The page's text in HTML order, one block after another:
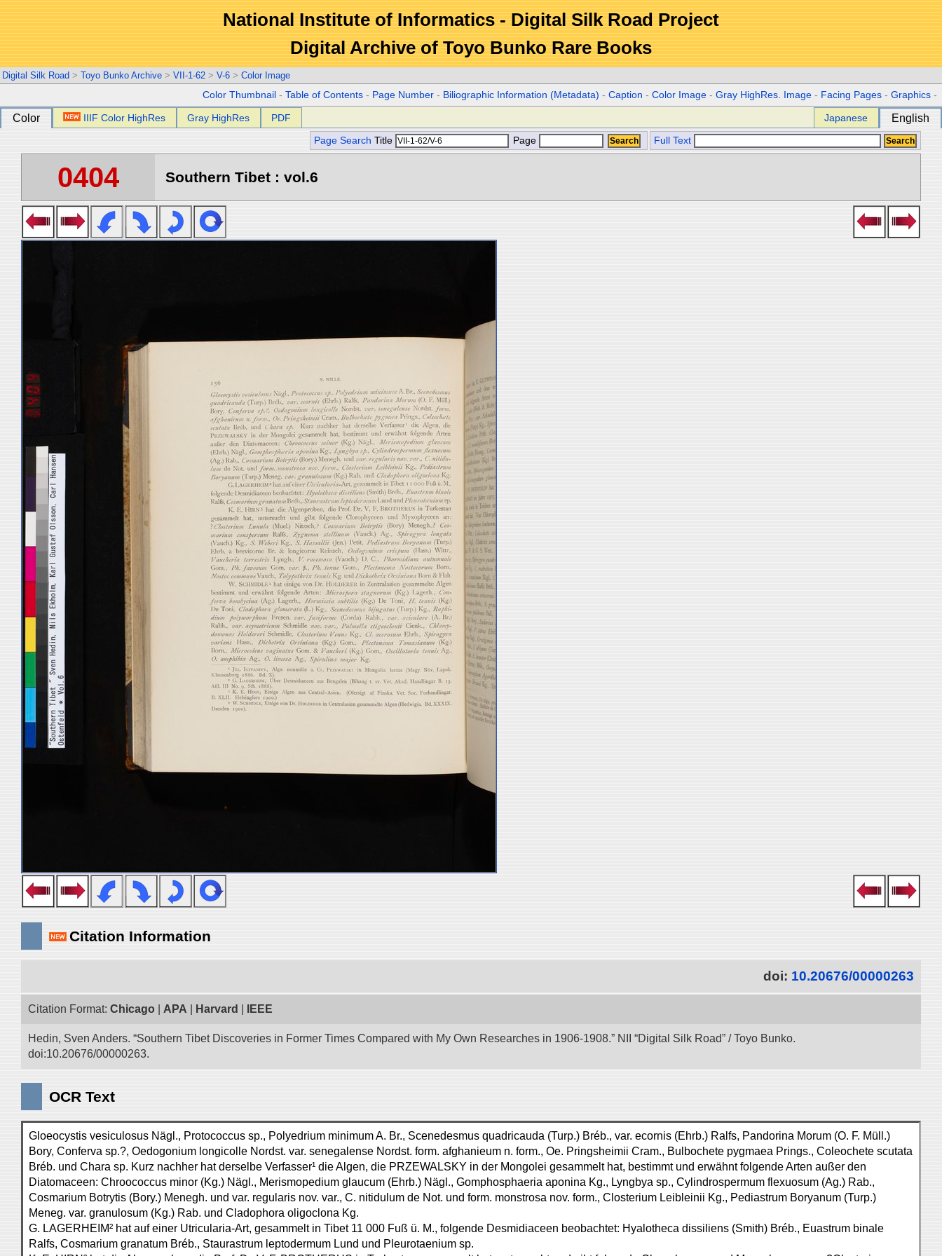
National Institute of Informatics - Digital Silk Road Project
Digital Archive of Toyo Bunko Rare Books
Digital Silk Road > Toyo Bunko Archive > VII-1-62 > V-6 > Color Image
Color Thumbnail -Table of Contents - Page Number - Biliographic Information (Metadata) -Caption -Color Image -Gray HighRes. Image - Facing Pages -Graphics -
Color IIIF Color HighRes Gray HighRes PDF Japanese English
Page Search Title Page Full Text
0404 Southern Tibet : vol.6
Citation Information
doi: 10.20676/00000263
Citation Format: Chicago APA Harvard IEEE
Hedin, Sven Anders. “Southern Tibet Discoveries in Former Times Compared with My Own Researches in 1906-1908.” NII “Digital Silk Road” / Toyo Bunko.
doi:10.20676/00000263.
OCR Text
Gloeocystis vesiculosus Nägl., Protococcus sp., Polyedrium minimum A. Br., Scenedesmus quadricauda (Turp.) Bréb., var. ecornis (Ehrb.) Ralfs, Pandorina Morum (O. F. Müll.)
Bory, Conferva sp.?, Oedogonium longicolle Nordst. var. senegalense Nordst. form. afghanieum n. form., Oe. Pringsheimii Cram., Bulbochete pygmaea Prings., Coleochete scutata
Bréb. und Chara sp. Kurz nachher hat derselbe Verfasser¹ die Algen, die PRZEWALSKY in der Mongolei gesammelt hat, bestimmt und erwähnt folgende Arten außer den
Diatomaceen: Chroococcus minor (Kg.) Nägl., Merismopedium glaucum (Ehrb.) Nägl., Gomphosphaeria aponina Kg., Lyngbya sp., Cylindrospermum flexuosum (Ag.) Rab.,
Cosmarium Botrytis (Bory.) Menegh. und var. regularis nov. var., C. nitidulum de Not. und form. monstrosa nov. form., Closterium Leibleinii Kg., Pediastrum Boryanum (Turp.)
Meneg. var. granulosum (Kg.) Rab. und Cladophora oligoclona Kg.
G. LAGERHEIM² hat auf einer Utricularia-Art, gesammelt in Tibet 11 000 Fuß ü. M., folgende Desmidiaceen beobachtet: Hyalotheca dissiliens (Smith) Bréb., Euastrum binale
Ralfs, Cosmarium granatum Bréb., Staurastrum leptodermum Lund und Pleurotaenium sp.